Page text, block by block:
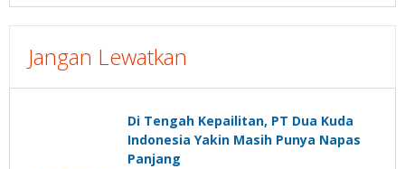
Jangan Lewatkan
Di Tengah Kepailitan, PT Dua Kuda
Indonesia Yakin Masih Punya Napas
Panjang